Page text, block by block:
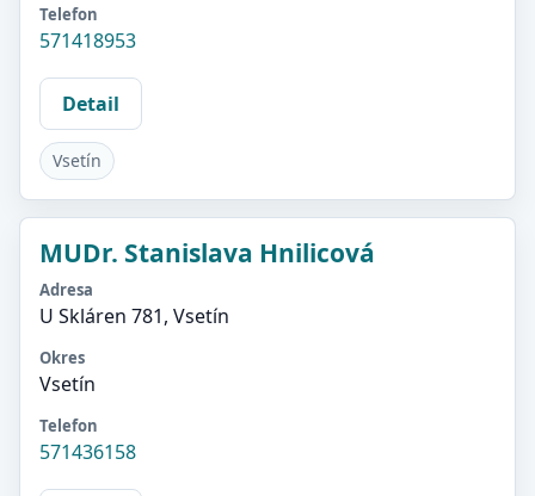
Telefon
571418953
Detail
Vsetín
MUDr. Stanislava Hnilicová
Adresa
U Skláren 781, Vsetín
Okres
Vsetín
Telefon
571436158